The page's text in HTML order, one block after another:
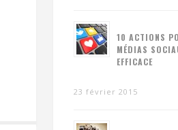
10 ACTIONS
MÉDIAS
EFFICACE
23 février 2015